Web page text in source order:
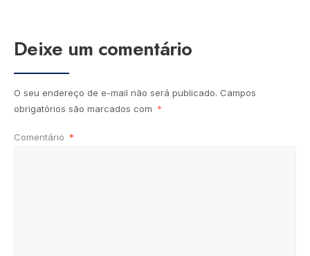
Deixe um comentário
O seu endereço de e-mail não será publicado. Campos
obrigatórios são marcados com *
Comentário *